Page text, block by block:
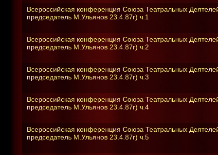
Всероссийская конференция Союза Театральных
председатель М.Ульянов 23.4.87г) ч.1
Всероссийская конференция Союза Театральных
председатель М.Ульянов 23.4.87г) ч.2
Всероссийская конференция Союза Театральных
председатель М.Ульянов 23.4.87г) ч.3
Всероссийская конференция Союза Театральных
председатель М.Ульянов 23.4.87г) ч.4
Всероссийская конференция Союза Театральных
председатель М.Ульянов 23.4.87г) ч.5